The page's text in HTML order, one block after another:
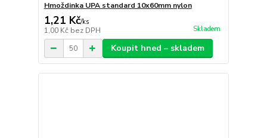
Hmoždinka UPA standard 10x60mm nylon
1,21 Kč/ks
1,00 Kč bez DPH Skladem
Koupit hned – skladem